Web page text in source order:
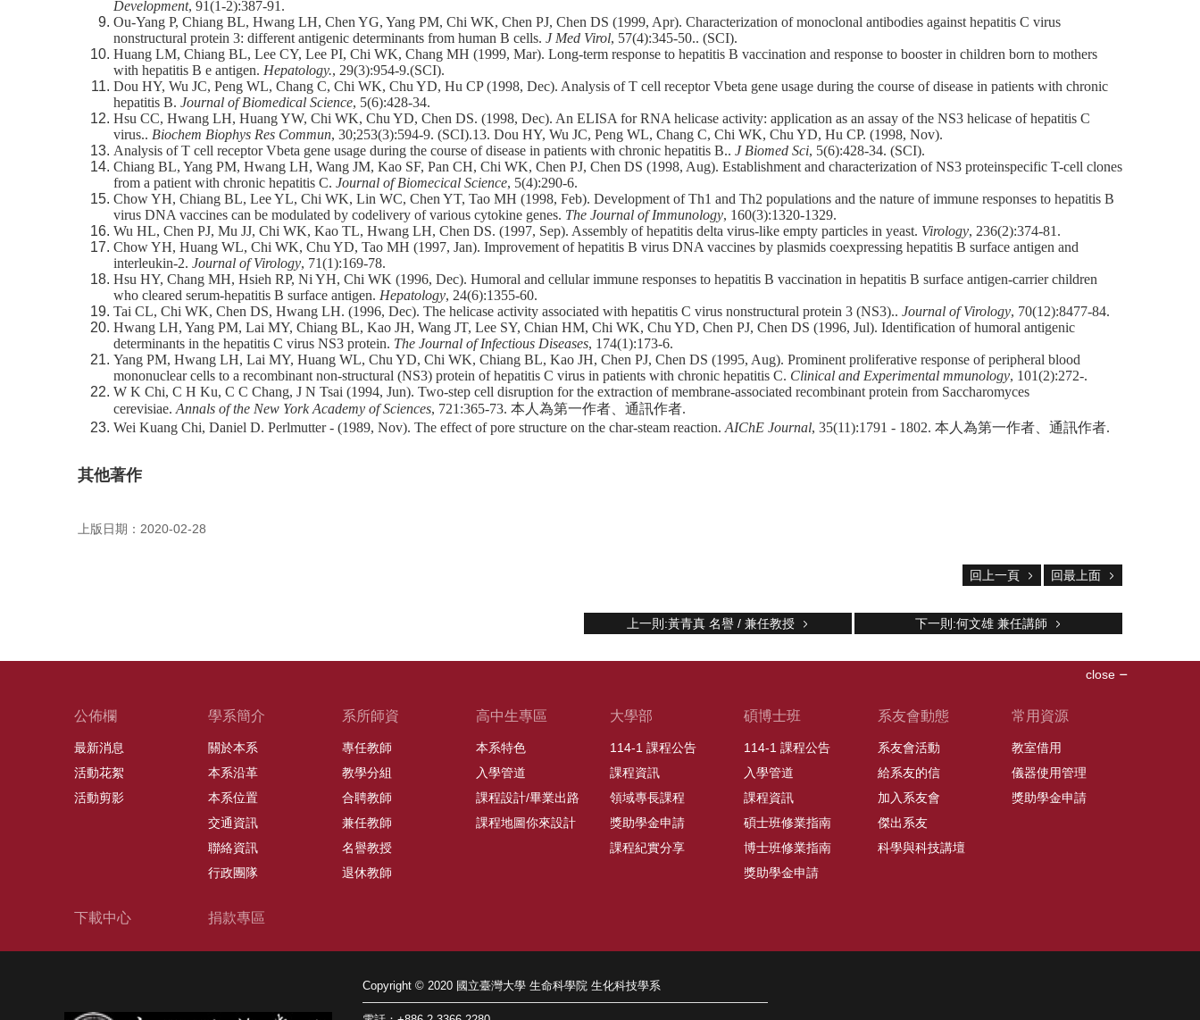
Development, 91(1-2):387-91.
Ou-Yang P, Chiang BL, Hwang LH, Chen YG, Yang PM, Chi WK, Chen PJ, Chen DS (1999, Apr). Characterization of monoclonal antibodies against hepatitis C virus
nonstructural protein 3: different antigenic determinants from human B cells. J Med Virol, 57(4):345-50.. (SCI).
Huang LM, Chiang BL, Lee CY, Lee PI, Chi WK, Chang MH (1999, Mar). Long-term response to hepatitis B vaccination and response to booster in children born to mothers
with hepatitis B e antigen. Hepatology., 29(3):954-9.(SCI).
Dou HY, Wu JC, Peng WL, Chang C, Chi WK, Chu YD, Hu CP (1998, Dec). Analysis of T cell receptor Vbeta gene usage during the course of disease in patients with chronic
hepatitis B. Journal of Biomedical Science, 5(6):428-34.
Hsu CC, Hwang LH, Huang YW, Chi WK, Chu YD, Chen DS. (1998, Dec). An ELISA for RNA helicase activity: application as an assay of the NS3 helicase of hepatitis C
virus.. Biochem Biophys Res Commun, 30;253(3):594-9. (SCI).13. Dou HY, Wu JC, Peng WL, Chang C, Chi WK, Chu YD, Hu CP. (1998, Nov).
Analysis of T cell receptor Vbeta gene usage during the course of disease in patients with chronic hepatitis B.. J Biomed Sci, 5(6):428-34. (SCI).
Chiang BL, Yang PM, Hwang LH, Wang JM, Kao SF, Pan CH, Chi WK, Chen PJ, Chen DS (1998, Aug). Establishment and characterization of NS3 proteinspecific T-cell clones
from a patient with chronic hepatitis C. Journal of Biomecical Science, 5(4):290-6.
Chow YH, Chiang BL, Lee YL, Chi WK, Lin WC, Chen YT, Tao MH (1998, Feb). Development of Th1 and Th2 populations and the nature of immune responses to hepatitis B
virus DNA vaccines can be modulated by codelivery of various cytokine genes. The Journal of Immunology, 160(3):1320-1329.
Wu HL, Chen PJ, Mu JJ, Chi WK, Kao TL, Hwang LH, Chen DS. (1997, Sep). Assembly of hepatitis delta virus-like empty particles in yeast. Virology, 236(2):374-81.
Chow YH, Huang WL, Chi WK, Chu YD, Tao MH (1997, Jan). Improvement of hepatitis B virus DNA vaccines by plasmids coexpressing hepatitis B surface antigen and
interleukin-2. Journal of Virology, 71(1):169-78.
Hsu HY, Chang MH, Hsieh RP, Ni YH, Chi WK (1996, Dec). Humoral and cellular immune responses to hepatitis B vaccination in hepatitis B surface antigen-carrier children
who cleared serum-hepatitis B surface antigen. Hepatology, 24(6):1355-60.
Tai CL, Chi WK, Chen DS, Hwang LH. (1996, Dec). The helicase activity associated with hepatitis C virus nonstructural protein 3 (NS3).. Journal of Virology, 70(12):8477-84.
Hwang LH, Yang PM, Lai MY, Chiang BL, Kao JH, Wang JT, Lee SY, Chian HM, Chi WK, Chu YD, Chen PJ, Chen DS (1996, Jul). Identification of humoral antigenic
determinants in the hepatitis C virus NS3 protein. The Journal of Infectious Diseases, 174(1):173-6.
Yang PM, Hwang LH, Lai MY, Huang WL, Chu YD, Chi WK, Chiang BL, Kao JH, Chen PJ, Chen DS (1995, Aug). Prominent proliferative response of peripheral blood
mononuclear cells to a recombinant non-structural (NS3) protein of hepatitis C virus in patients with chronic hepatitis C. Clinical and Experimental mmunology, 101(2):272-.
W K Chi, C H Ku, C C Chang, J N Tsai (1994, Jun). Two-step cell disruption for the extraction of membrane-associated recombinant protein from Saccharomyces
cerevisiae. Annals of the New York Academy of Sciences, 721:365-73. 本人為第一作者、通訊作者.
Wei Kuang Chi, Daniel D. Perlmutter ‐ (1989, Nov). The effect of pore structure on the char‐steam reaction. AIChE Journal, 35(11):1791 - 1802. 本人為第一作者、通訊作者.
其他著作
上版日期：2020-02-28
回上一頁 回最上面
上一則:黃青真 名譽 / 兼任教授 下一則:何文雄 兼任講師
close
公佈欄
最新消息
活動花絮
活動剪影
學系簡介
關於本系
本系沿革
本系位置
交通資訊
聯絡資訊
行政團隊
系所師資
專任教師
教學分組
合聘教師
兼任教師
名譽教授
退休教師
高中生專區
本系特色
入學管道
課程設計/畢業出路
課程地圖你來設計
大學部
114-1 課程公告
課程資訊
領域專長課程
獎助學金申請
課程紀實分享
碩博士班
114-1 課程公告
入學管道
課程資訊
碩士班修業指南
博士班修業指南
獎助學金申請
系友會動態
系友會活動
給系友的信
加入系友會
傑出系友
科學與科技講壇
常用資源
教室借用
儀器使用管理
獎助學金申請
下載中心 捐款專區
Copyright © 2020 國立臺灣大學 生命科學院 生化科技學系